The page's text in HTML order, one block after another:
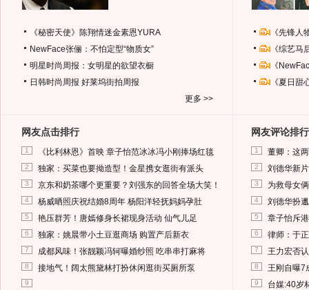
《秘密天使》陈翔情迷金素恩YURA
NewFace张俪：不怕定型“物质女”
明星时尚周报：女明星的欲望衣橱
日韩时尚周报 好莱坞街拍周报
更多 >>
《先锋
《综艺
《
《夏日
网友点击排行
1 《比利林恩》首映 章子怡范冰冰冯小刚捧场红毯
2 独家：买菜也要拗造型！金星携女逛街有派头
3 京东和奶茶哪个更重要？刘强东的回答全场大笑！
4 杨威晒照庆祝结婚8周年 杨阳洋轻抚妈妈孕肚
5 艳压群芳！唐嫣修身长裙现身活动 仙气儿足
6 独家：姚晨带小土豆逛商场 购置产后新衣
7 成都风味！张靓颖冯轲曝婚纱照 吃串串打麻将
8 接地气！阔太熊黛林打扮休闲逛街买厕所泵
9
网友评论排行
1 董卿：这
2 刘德华新
3 为救母女
4 刘德华扮
5 章子怡斥
6 律师：于
7 王力宏否
8 王刚自曝7
9 台媒:40岁